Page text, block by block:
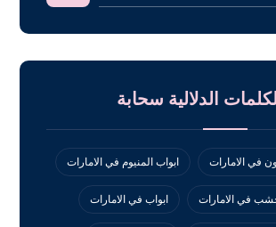
الكلمات الدلالية سحابة
في الامارات ابواب المنيوم في الامارات
في الامارات ابواب في الامارات